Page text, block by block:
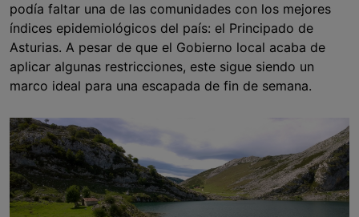
podía faltar una de las comunidades con los mejores
índices epidemiológicos del país: el Principado de
Asturias. A pesar de que el Gobierno local acaba de
aplicar algunas restricciones, este sigue siendo un
marco ideal para una escapada de fin de semana.